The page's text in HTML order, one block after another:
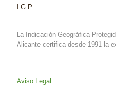
I.G.P
La Indicación Geográfica
Alicante certifica desde 1991 la
Aviso Legal